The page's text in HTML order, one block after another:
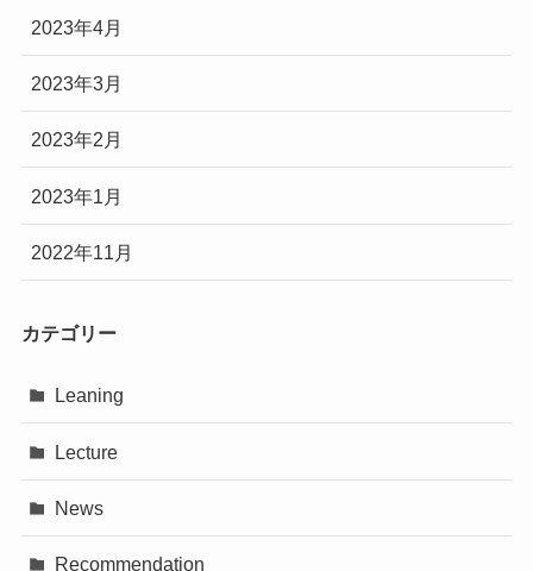
2023年4月
2023年3月
2023年2月
2023年1月
2022年11月
カテゴリー
Leaning
Lecture
News
Recommendation